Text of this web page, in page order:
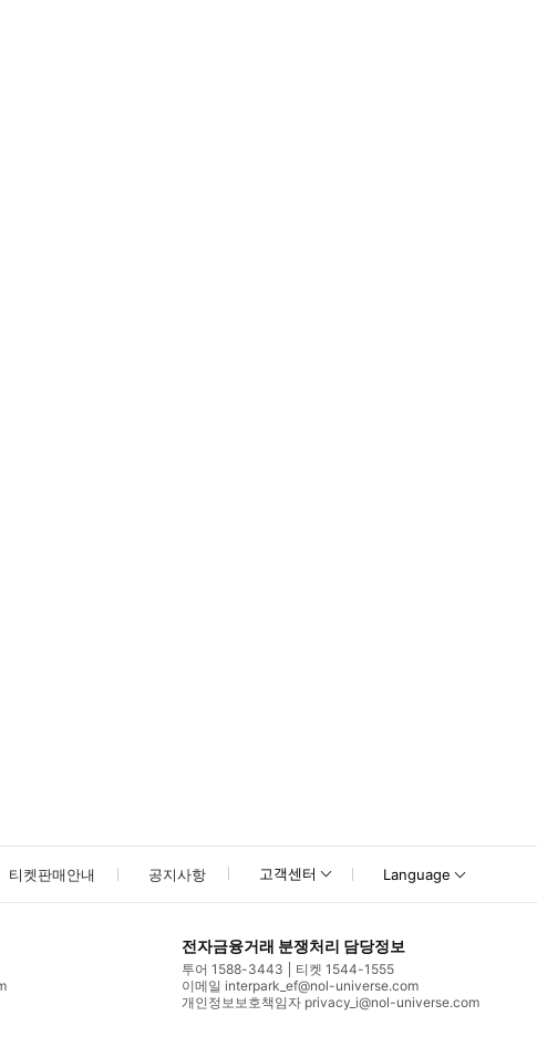
- 방문 전 공식 웹사이트에서 일일 운영시간과 휴무일을 확인 후 방문을 추
티켓판매안내 공지사항 고객센터 Language
전자금융거래 분쟁처리 담당정보
투어 1588-3443
티켓 1544-1555
이메일 interpark_ef@nol-universe.com
개인정보보호책임자 privacy_i@nol-universe.com